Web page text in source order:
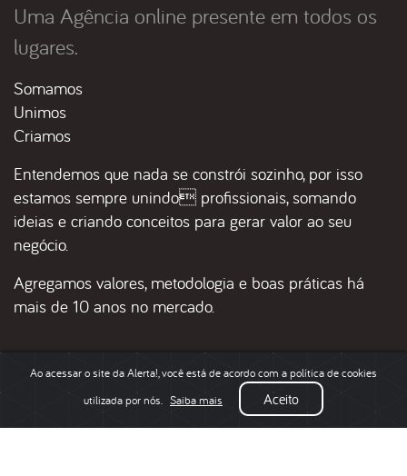
Uma Agência online presente em todos os
lugares.
Somamos
Unimos
Criamos
Entendemos que nada se constrói sozinho, por isso
estamos sempre unindo profissionais, somando
ideias e criando conceitos para gerar valor ao seu
negócio.
Agregamos valores, metodologia e boas práticas há
mais de 10 anos no mercado.
Contato por Whatsapp
Ao acessar o site da Alerta!, você está de acordo com a política de cookies
utilizada por nós. Saiba mais Aceito